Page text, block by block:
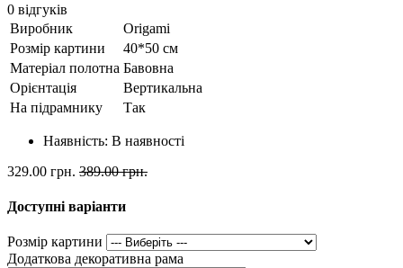
0 відгуків
Виробник
Origami
Розмір картини
40*50 см
Матеріал полотна Бавовна
Орієнтація
Вертикальна
На підрамнику
Так
Наявність: В наявності
329.00 грн. 389.00 грн.
Доступні варіанти
Розмір картини
Додаткова декоративна рама